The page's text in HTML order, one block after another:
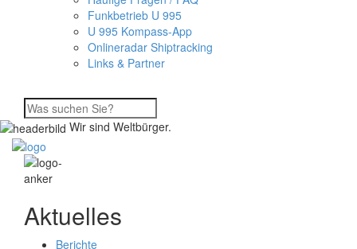
Funkbetrieb U 995
U 995 Kompass-App
Onlineradar Shiptracking
Links & Partner
Wir sind Weltbürger.
Aktuelles
Berichte